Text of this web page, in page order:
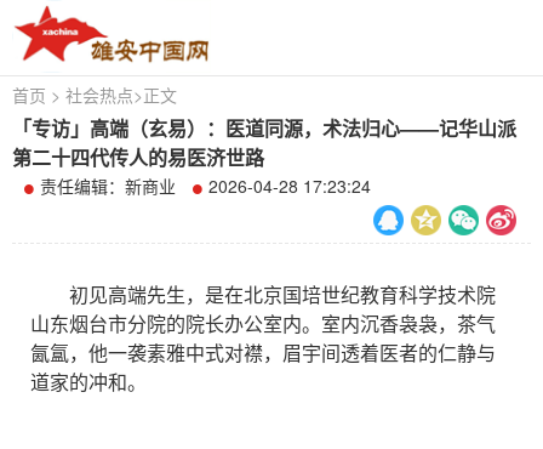
首页 > 社会热点>正文
「专访」高端（玄易）：医道同源，术法归心——记华山派
第二十四代传人的易医济世路
责任编辑：新商业 2026-04-28 17:23:24
初见高端先生，是在北京国培世纪教育科学技术院
山东烟台市分院的院长办公室内。室内沉香袅袅，茶气
氤氲，他一袭素雅中式对襟，眉宇间透着医者的仁静与
道家的冲和。